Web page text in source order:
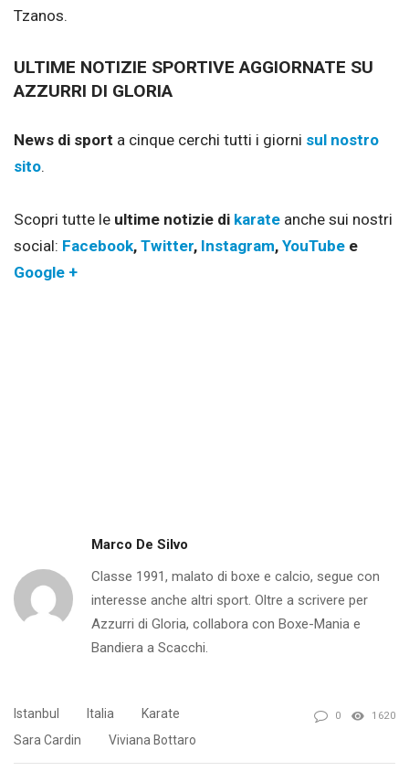
Tzanos.
ULTIME NOTIZIE SPORTIVE AGGIORNATE SU
AZZURRI DI GLORIA
News di sport a cinque cerchi tutti i giorni sul nostro
sito.
Scopri tutte le ultime notizie di karate anche sui nostri
social: Facebook, Twitter, Instagram, YouTube e
Google +
Marco De Silvo
Classe 1991, malato di boxe e calcio, segue con
interesse anche altri sport. Oltre a scrivere per
Azzurri di Gloria, collabora con Boxe-Mania e
Bandiera a Scacchi.
Istanbul Italia
Karate
Sara Cardin
Viviana Bottaro
0 1620